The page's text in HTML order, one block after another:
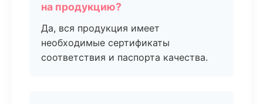
на продукцию?
Да, вся продукция имеет
необходимые сертификаты
соответствия и паспорта качества.